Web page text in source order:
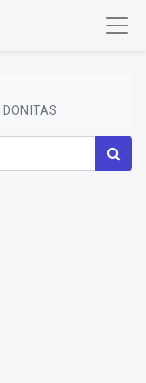
DONITAS